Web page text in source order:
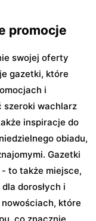
promocje
swojej oferty
gazetki, które
i
szeroki wachlarz
inspiracje do
obiadu,
Gazetki
to także miejsce,
dorosłych i
które